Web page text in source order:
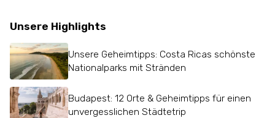
Unsere Highlights
Unsere Geheimtipps: Costa Ricas schönste
Nationalparks mit Stränden
Budapest: 12 Orte & Geheimtipps für einen
unvergesslichen Städtetrip